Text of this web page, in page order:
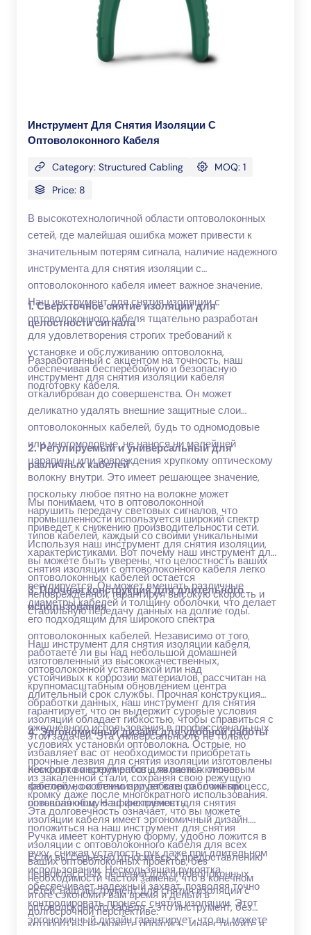
Инструмент Для Снятия Изоляции С
Оптоволоконного Кабеля
Category: Structured Cabling
MOQ: 1
Price: 8
В высокотехнологичной области оптоволоконных
сетей, где малейшая ошибка может привести к
значительным потерям сигнала, наличие надежного
инструмента для снятия изоляции с
оптоволоконного кабеля имеет важное значение.
Наш инструмент для снятия изоляции с
оптоволоконного кабеля тщательно разработан
для удовлетворения строгих требований к
установке и обслуживанию оптоволокна,
обеспечивая бесперебойную и безопасную
подготовку кабеля.
1. Сверхточное снятие изоляции для
целостности сигнала
Разработанный с акцентом на точность, наш
инструмент для снятия изоляции кабеля
откалиброван до совершенства. Он может
деликатно удалять внешние защитные слои
оптоволоконных кабелей, будь то одномодовые
или многомодовые, не нанося ни малейшей
царапины или повреждения хрупкому оптическому
волокну внутри. Это имеет решающее значение,
поскольку любое пятно на волокне может
нарушить передачу световых сигналов, что
приведет к снижению производительности сети.
Используя наш инструмент для снятия изоляции,
вы можете быть уверены, что целостность ваших
оптоволоконных кабелей остается
неповрежденной, гарантируя высокую скорость и
стабильную передачу данных на долгие годы.
2. Регулируемый и универсальный для
различных кабелей
Мы понимаем, что в оптоволоконной
промышленности используется широкий спектр
типов кабелей, каждый со своими уникальными
характеристиками. Вот почему наш инструмент для
снятия изоляции с оптоволоконного кабеля легко
регулируется. Он может вмещать различные
диаметры кабелей и толщину оболочки, что делает
его подходящим для широкого спектра
оптоволоконных кабелей. Независимо от того,
работаете ли вы над небольшой домашней
оптоволоконной установкой или над
крупномасштабным обновлением центра
обработки данных, наш инструмент для снятия
изоляции обладает гибкостью, чтобы справиться с
этой задачей. Эта универсальность не только
избавляет вас от необходимости приобретать
несколько инструментов для разных типов
кабелей, но и оптимизирует ваш рабочий процесс,
повышая общую эффективность.
3. Прочная конструкция для длительного
использования
Наш инструмент для снятия изоляции кабеля,
изготовленный из высококачественных,
устойчивых к коррозии материалов, рассчитан на
длительный срок службы. Прочная конструкция
гарантирует, что он выдержит суровые условия
ежедневного использования в профессиональных
условиях установки оптоволокна. Острые, но
прочные лезвия для снятия изоляции изготовлены
из закаленной стали, сохраняя свою режущую
кромку даже после многократного использования.
Эта долговечность означает, что вы можете
положиться на наш инструмент для снятия
изоляции с оптоволоконного кабеля для всех
ваших оптоволоконных проектов, без
необходимости частой замены, что в конечном
итоге сэкономит вам время и деньги в
долгосрочной перспективе.
4. Эргономичный дизайн для удобной работы
Комфорт во время работы является ключевым
фактором, особенно при работе со сложным
оптоволокном. Наш инструмент для снятия
изоляции кабеля имеет эргономичный дизайн.
Ручка имеет контурную форму, удобно ложится в
руку, снижая усталость рук даже при длительном
использовании. Нескользящая рукоятка
обеспечивает надежный захват, позволяя точно
контролировать процесс снятия изоляции. Этот
эргономичный дизайн гарантирует, что вы можете
Если вы серьезно относитесь к предоставлению
первоклассных решений для оптоволоконных
сетей, наш инструмент для снятия изоляции с
оптоволоконного кабеля - это инструмент, без
которого вы не можете обойтись. Инвестируйте в